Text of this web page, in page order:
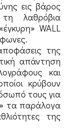
εις βάρος
λαθρόβια
WALL
της
απάντηση
και
κρύβουν
τους για
τα παράλογα
της